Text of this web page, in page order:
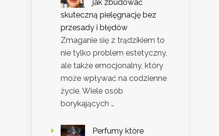
jak zbudować
skuteczną pielęgnację bez
przesady i błędów
Zmaganie się z trądzikiem to
nie tylko problem estetyczny,
ale także emocjonalny, który
może wpływać na codzienne
życie. Wiele osób
borykających …
Perfumy które